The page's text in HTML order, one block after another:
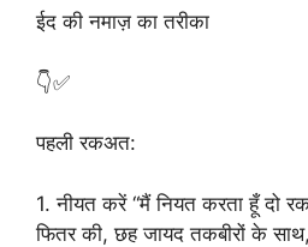
ईद की नमाज़ का तरीका
👇✅
पहली रकअत:
1. नीयत करें “मैं नियत करता हूँ दो
फितर की, छह जायद तकबीरों के